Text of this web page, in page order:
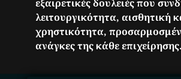
εξαιρετικές δουλειές που
λειτουργικότητα, αισθητική
χρηστικότητα,
ανάγκες της κάθε επιχείρησης.